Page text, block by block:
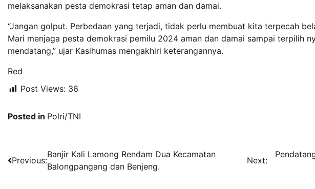
melaksanakan pesta demokrasi tetap aman dan damai.
“Jangan golput. Perbedaan yang terjadi, tidak perlu membuat kita terpecah
Mari menjaga pesta demokrasi pemilu 2024 aman dan damai sampai terpilih
mendatang,” ujar Kasihumas mengakhiri keterangannya.
Red
Post Views: 36
Posted in Polri/TNI
Navigasi
Previous:
Banjir Kali Lamong Rendam Dua Kecamatan
Balongpangang dan Benjeng.
Next: